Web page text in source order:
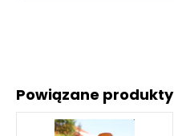
Powiązane produkty